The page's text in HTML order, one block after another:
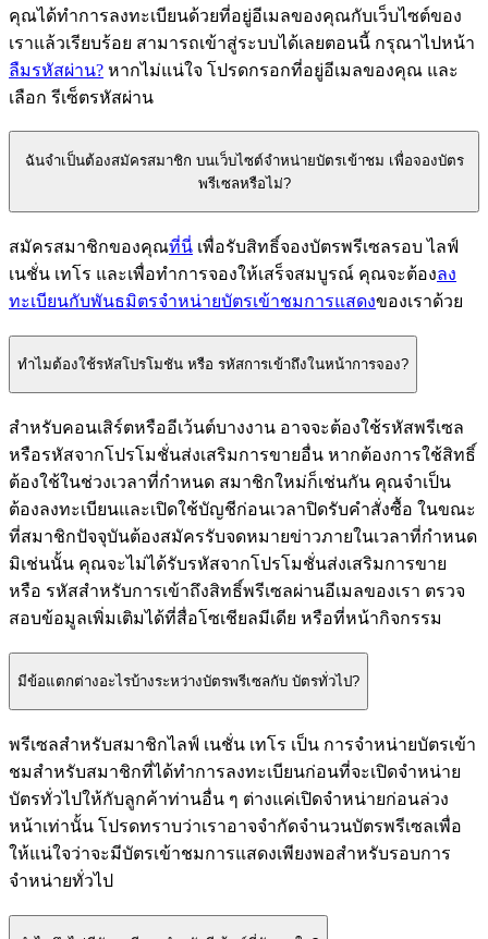
คุณได้ทำการลงทะเบียนด้วยที่อยู่อีเมลของคุณกับเว็บไซต์ของ
เราแล้วเรียบร้อย สามารถเข้าสู่ระบบได้เลยตอนนี้ กรุณาไปหน้า
ลืมรหัสผ่าน? หากไม่แน่ใจ โปรดกรอกที่อยู่อีเมลของคุณ และ
เลือก รีเซ็ตรหัสผ่าน
ฉันจําเป็นต้องสมัครสมาชิก บนเว็บไซต์จำหน่ายบัตรเข้าชม เพื่อจองบัตร
พรีเซลหรือไม่?
สมัครสมาชิกของคุณที่นี่ เพื่อรับสิทธิ์จองบัตรพรีเซลรอบ ไลฟ์
เนชั่น เทโร และเพื่อทำการจองให้เสร็จสมบูรณ์ คุณจะต้องลง
ทะเบียนกับพันธมิตรจำหน่ายบัตรเข้าชมการแสดงของเราด้วย
ทำไมต้องใช้รหัสโปรโมชัน หรือ รหัสการเข้าถึงในหน้าการจอง?
สำหรับคอนเสิร์ตหรืออีเว้นต์บางงาน อาจจะต้องใช้รหัสพรีเซล
หรือรหัสจากโปรโมชั่นส่งเสริมการขายอื่น หากต้องการใช้สิทธิ์
ต้องใช้ในช่วงเวลาที่กำหนด สมาชิกใหม่ก็เช่นกัน คุณจำเป็น
ต้องลงทะเบียนและเปิดใช้บัญชีก่อนเวลาปิดรับคำสั่งซื้อ ในขณะ
ที่สมาชิกปัจจุบันต้องสมัครรับจดหมายข่าวภายในเวลาที่กำหนด
มิเช่นนั้น คุณจะไม่ได้รับรหัสจากโปรโมชั่นส่งเสริมการขาย
หรือ รหัสสำหรับการเข้าถึงสิทธิ์พรีเซลผ่านอีเมลของเรา ตรวจ
สอบข้อมูลเพิ่มเติมได้ที่สื่อโซเชียลมีเดีย หรือที่หน้ากิจกรรม
มีข้อแตกต่างอะไรบ้างระหว่างบัตรพรีเซลกับ บัตรทั่วไป?
พรีเซลสำหรับสมาชิกไลฟ์ เนชั่น เทโร เป็น การจำหน่ายบัตรเข้า
ชมสำหรับสมาชิกที่ได้ทำการลงทะเบียนก่อนที่จะเปิดจำหน่าย
บัตรทั่วไปให้กับลูกค้าท่านอื่น ๆ ต่างแค่เปิดจำหน่ายก่อนล่วง
หน้าเท่านั้น โปรดทราบว่าเราอาจจํากัดจํานวนบัตรพรีเซลเพื่อ
ให้แน่ใจว่าจะมีบัตรเข้าชมการแสดงเพียงพอสําหรับรอบการ
จำหน่ายทั่วไป